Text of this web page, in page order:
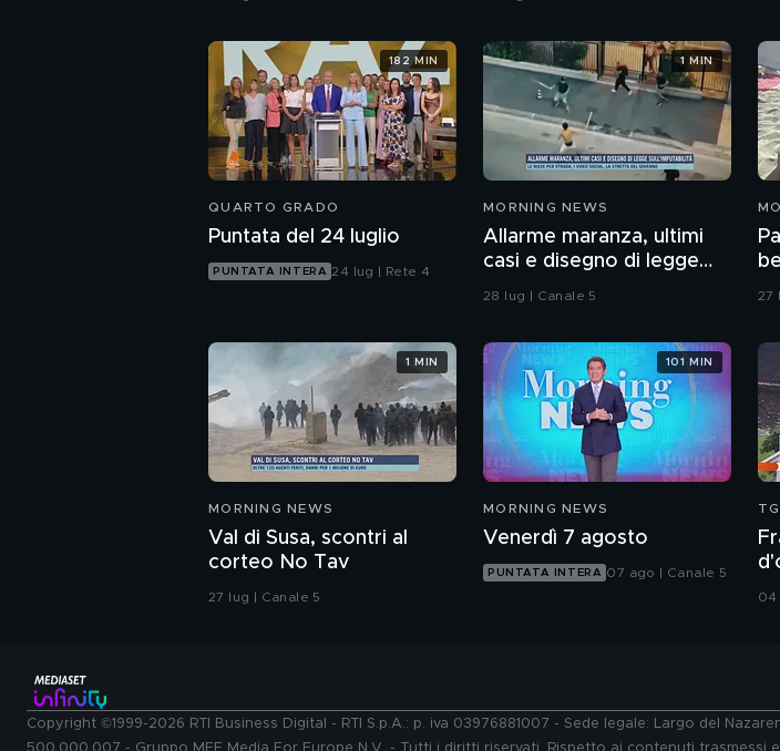
QUARTO GRADO
Puntata del 24 luglio
PUNTATA INTERA 24 lug | Rete 4
182 MIN
MORNING NEWS
Allarme maranza, ultimi
casi e disegno di legge
sull'imputabilità
28 lug | Canale 5
1 MIN
27
MORNING NEWS
Val di Susa, scontri al
corteo No Tav
27 lug | Canale 5
1 MIN
MORNING NEWS
Venerdì 7 agosto
PUNTATA INTERA 07 ago | Canale 5
101 MIN
04
Copyright ©1999-2026 RTI Business Digital - RTI S.p.A.: p. iva 03976881007 - Sede legale: Largo del